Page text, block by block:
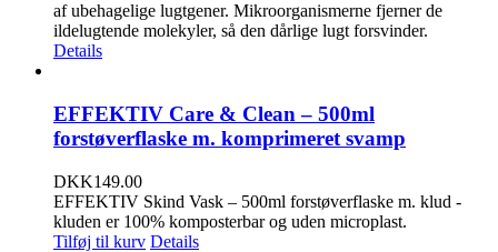
af ubehagelige lugtgener. Mikroorganismerne fjerner de
ildelugtende molekyler, så den dårlige lugt forsvinder.
Details
EFFEKTIV Care & Clean – 500ml
forstøverflaske m. komprimeret svamp
DKK149.00
EFFEKTIV Skind Vask – 500ml forstøverflaske m. klud -
kluden er 100% komposterbar og uden microplast.
Tilføj til kurv Details